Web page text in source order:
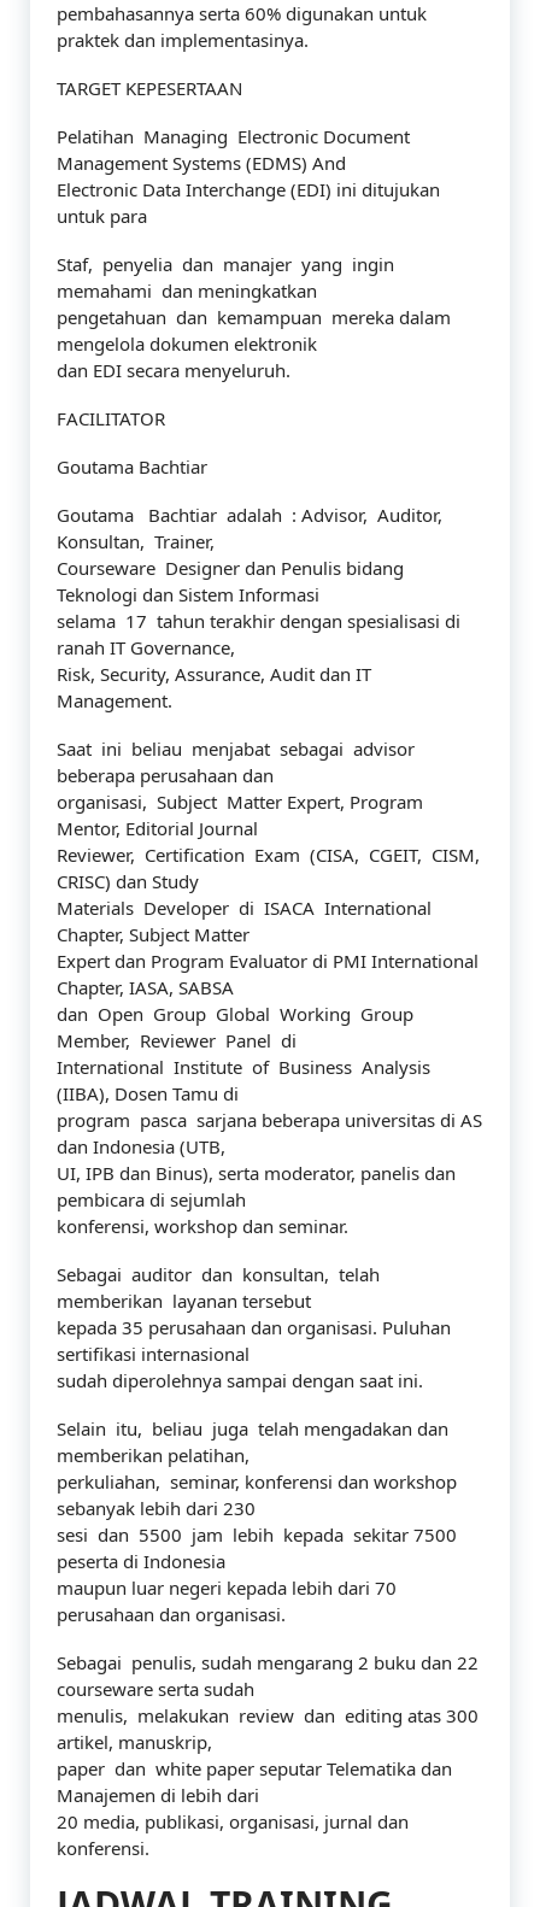
pembahasannya serta 60% digunakan untuk
praktek dan implementasinya.
TARGET KEPESERTAAN
Pelatihan Managing Electronic Document
Management Systems (EDMS) And
Electronic Data Interchange (EDI) ini ditujukan
untuk para
Staf, penyelia dan manajer yang ingin
memahami dan meningkatkan
pengetahuan dan kemampuan mereka dalam
mengelola dokumen elektronik
dan EDI secara menyeluruh.
FACILITATOR
Goutama Bachtiar
Goutama Bachtiar adalah : Advisor, Auditor,
Konsultan, Trainer,
Courseware Designer dan Penulis bidang
Teknologi dan Sistem Informasi
selama 17 tahun terakhir dengan spesialisasi di
ranah IT Governance,
Risk, Security, Assurance, Audit dan IT
Management.
Saat ini beliau menjabat sebagai advisor
beberapa perusahaan dan
organisasi, Subject Matter Expert, Program
Mentor, Editorial Journal
Reviewer, Certification Exam (CISA, CGEIT, CISM,
CRISC) dan Study
Materials Developer di ISACA International
Chapter, Subject Matter
Expert dan Program Evaluator di PMI International
Chapter, IASA, SABSA
dan Open Group Global Working Group
Member, Reviewer Panel di
International Institute of Business Analysis
(IIBA), Dosen Tamu di
program pasca sarjana beberapa universitas di AS
dan Indonesia (UTB,
UI, IPB dan Binus), serta moderator, panelis dan
pembicara di sejumlah
konferensi, workshop dan seminar.
Sebagai auditor dan konsultan, telah
memberikan layanan tersebut
kepada 35 perusahaan dan organisasi. Puluhan
sertifikasi internasional
sudah diperolehnya sampai dengan saat ini.
Selain itu, beliau juga telah mengadakan dan
memberikan pelatihan,
perkuliahan, seminar, konferensi dan workshop
sebanyak lebih dari 230
sesi dan 5500 jam lebih kepada sekitar 7500
peserta di Indonesia
maupun luar negeri kepada lebih dari 70
perusahaan dan organisasi.
Sebagai penulis, sudah mengarang 2 buku dan 22
courseware serta sudah
menulis, melakukan review dan editing atas 300
artikel, manuskrip,
paper dan white paper seputar Telematika dan
Manajemen di lebih dari
20 media, publikasi, organisasi, jurnal dan
konferensi.